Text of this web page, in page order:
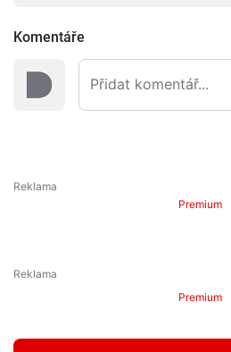
Komentáře
Premium
Premium